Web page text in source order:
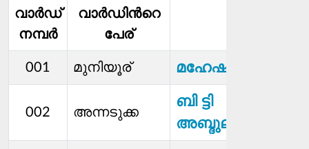
വാര്‍ഡ്‌
നമ്പര്‍
വാര്‍ഡിൻറെ
പേര്
001 മുനിയൂര് മഹേഷ
002 അന്നടുക്ക
ബി ട്ടി
അബ്ദുല്ലകുഞ്ഞി